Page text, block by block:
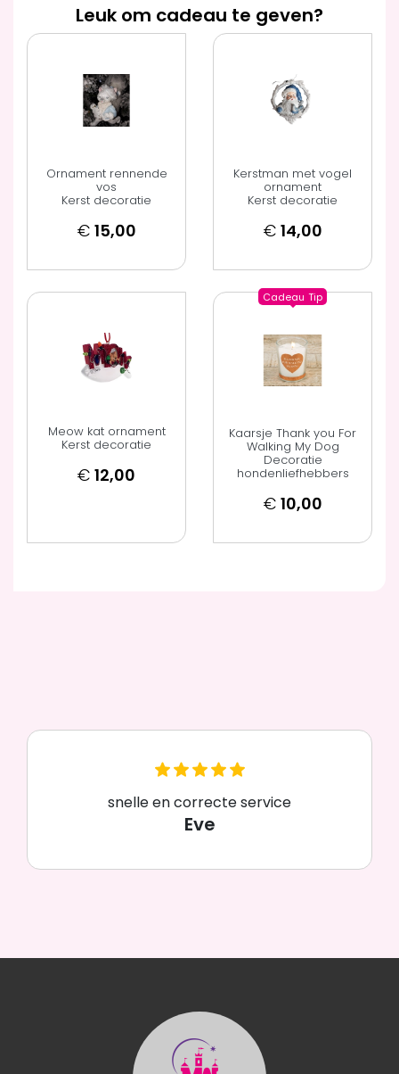
Leuk om cadeau te geven?
Ornament rennende
vos
Kerst decoratie
€ 15,00
Kerstman met vogel
ornament
Kerst decoratie
€ 14,00
Meow kat ornament
Kerst decoratie
€ 12,00
Cadeau Tip
Kaarsje Thank you For
Walking My Dog
Decoratie
hondenliefhebbers
€ 10,00
snelle en correcte service
Eve